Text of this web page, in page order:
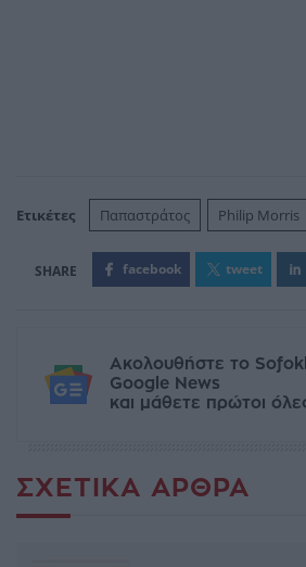
Ετικέτες Παπαστράτος Philip Morris
facebook tweet
Ακολουθήστε το
Google News
και μάθετε πρώτοι όλες
ΣΧΕΤΙΚΆ ΆΡΘΡΑ